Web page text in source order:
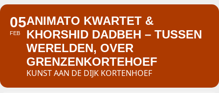
05
FEB
ANIMATO KWARTET &
KHORSHID DADBEH – TUSSEN
WERELDEN, OVER
GRENZENKORTEHOEF
KUNST AAN DE DIJK KORTENHOEF